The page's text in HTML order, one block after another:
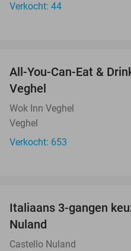
Verkocht: 44
All-You-Can-Eat &
Veghel
Wok Inn Veghel
Veghel
Verkocht: 653
Italiaans 3-gangen
Nuland
Castello Nuland